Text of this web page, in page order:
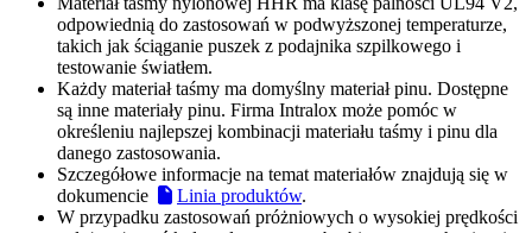
odpowiednią do zastosowań w podwyższonej temperaturze,
takich jak ściąganie puszek z podajnika szpilkowego i
testowanie światłem.
Każdy materiał taśmy ma domyślny materiał pinu. Dostępne
są inne materiały pinu. Firma Intralox może pomóc w
określeniu najlepszej kombinacji materiału taśmy i pinu dla
danego zastosowania.
Szczegółowe informacje na temat materiałów znajdują się w
dokumencie
Linia produktów.
W przypadku zastosowań próżniowych o wysokiej prędkości